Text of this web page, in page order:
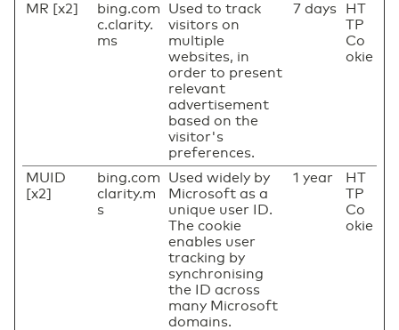
MR [x2]
bing.com
c.clarity.
ms
Used to track
visitors on
multiple
websites, in
order to present
relevant
advertisement
based on the
visitor's
preferences.
7 days
HT
TP
Co
okie
MUID
[x2]
bing.com
clarity.m
s
Used widely by
Microsoft as a
unique user ID.
The cookie
enables user
tracking by
synchronising
the ID across
many Microsoft
domains.
1 year
HT
TP
Co
okie